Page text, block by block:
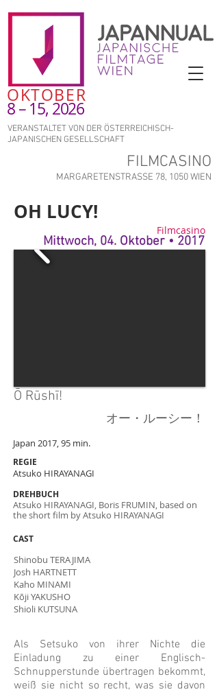
OKTOBER
8 – 15, 2026
VERANSTALTET VON DER ÖSTERREICHISCH-
JAPANISCHEN GESELLSCHAFT
FILMCASINO
MARGARETENSTRASSE 78, 1050 WIEN
OH LUCY!
Filmcasino
Mittwoch, 04. Oktober • 2017
Ō Rūshī!
オー・ルーシー！
Atsuko HIRAYANAGI
Japan 2017, 95 min.
REGIE
DREHBUCH
CAST
Atsuko HIRAYANAGI, Boris FRUMIN, based on
the short film by Atsuko HIRAYANAGI
Shinobu TERAJIMA
Josh HARTNETT
Kaho MINAMI
Kōji YAKUSHO
Shioli KUTSUNA
Als Setsuko von ihrer Nichte die
Einladung zu einer Englisch-
Schnupperstunde übertragen bekommt,
weiß sie nicht so recht, was sie davon